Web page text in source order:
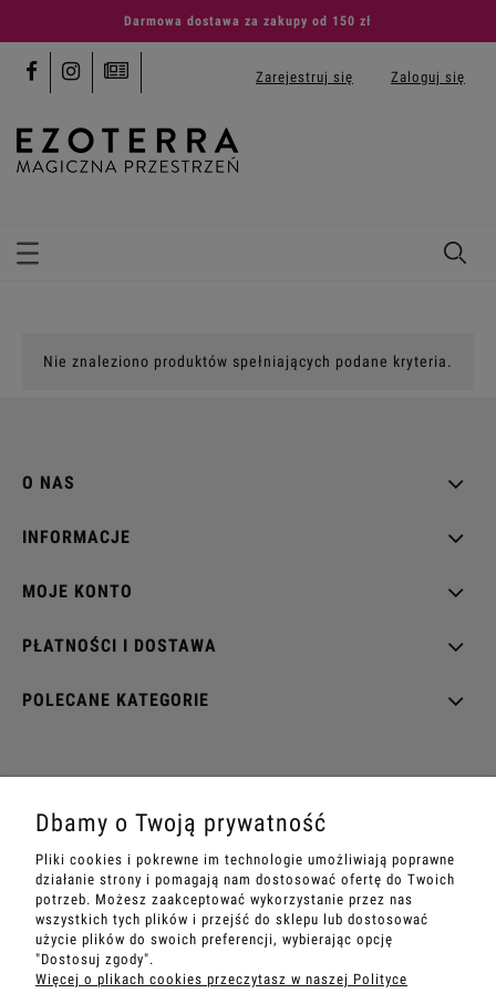
Darmowa dostawa za zakupy od 150 zł
Zarejestruj się Zaloguj się
Nie znaleziono produktów spełniających podane kryteria.
O NAS
INFORMACJE
MOJE KONTO
PŁATNOŚCI I DOSTAWA
POLECANE KATEGORIE
EZOTERRA shop
ul. Rynek Wieluński 28
42-202 Częstochowa
Sandra+48 534 199 007
e-mail:sklep@ezoterra.pl
www.ezoterra.pl
Dbamy o Twoją prywatność
Pliki cookies i pokrewne im technologie umożliwiają poprawne
działanie strony i pomagają nam dostosować ofertę do Twoich
potrzeb. Możesz zaakceptować wykorzystanie przez nas
wszystkich tych plików i przejść do sklepu lub dostosować
użycie plików do swoich preferencji, wybierając opcję
"Dostosuj zgody".
Więcej o plikach cookies przeczytasz w naszej Polityce